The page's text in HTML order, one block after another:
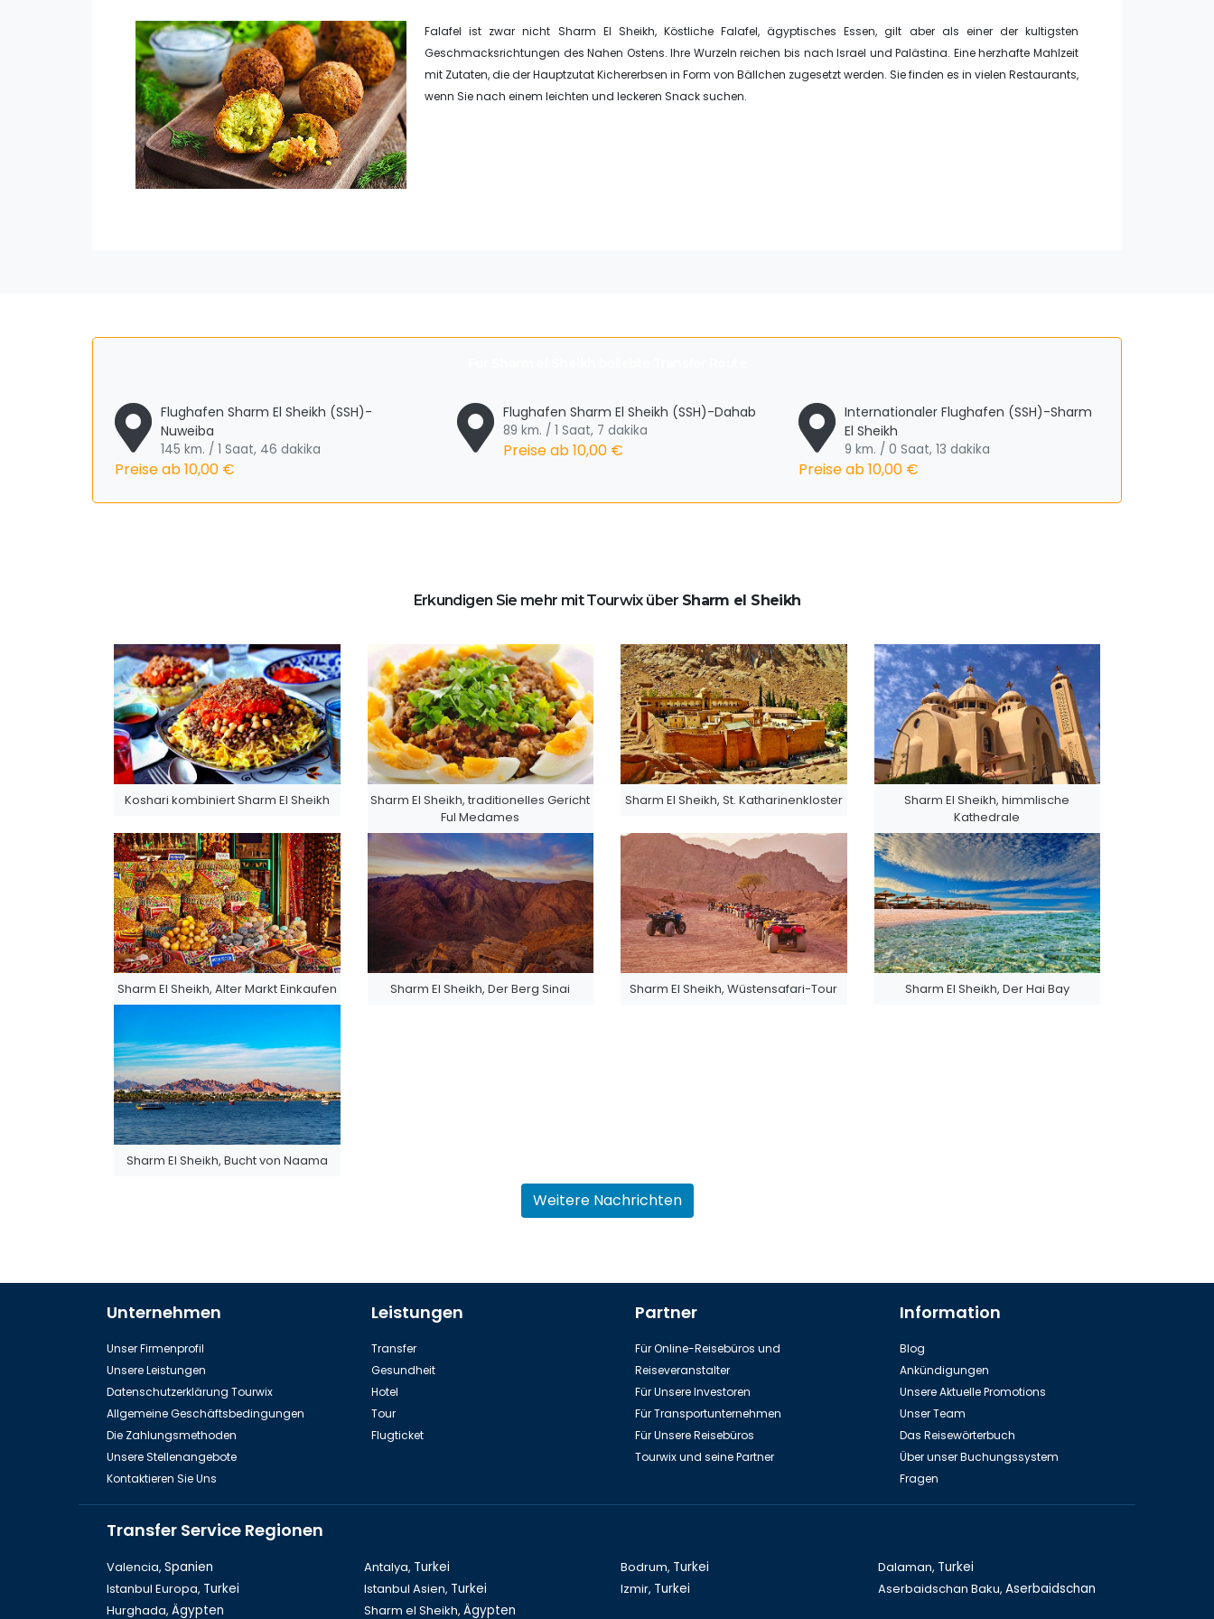
Falafel ist zwar nicht Sharm El Sheikh, Köstliche Falafel, ägyptisches Essen, gilt aber als einer der kultigsten
Geschmacksrichtungen des Nahen Ostens. Ihre Wurzeln reichen bis nach Israel und Palästina. Eine herzhafte Mahlzeit
mit Zutaten, die der Hauptzutat Kichererbsen in Form von Bällchen zugesetzt werden. Sie finden es in vielen Restaurants,
wenn Sie nach einem leichten und leckeren Snack suchen.
Flughafen Sharm El Sheikh (SSH)-
Nuweiba
145 km. / 1 Saat, 46 dakika
Preise ab10,00 €
Flughafen Sharm El Sheikh (SSH)-Dahab
89 km. / 1 Saat, 7 dakika
Preise ab10,00 €
Internationaler Flughafen (SSH)-Sharm
El Sheikh
9 km. / 0 Saat, 13 dakika
Preise ab10,00 €
Erkundigen Sie mehr mit Tourwix über Sharm el Sheikh
Koshari kombiniert Sharm El Sheikh
Sharm El Sheikh, traditionelles Gericht
Ful Medames
Sharm El Sheikh, St. Katharinenkloster
Sharm El Sheikh, himmlische
Kathedrale
Sharm El Sheikh, Alter Markt Einkaufen Sharm El Sheikh, Der Berg Sinai Sharm El Sheikh, Wüstensafari-Tour Sharm El Sheikh, Der Hai Bay
Sharm El Sheikh, Bucht von Naama
Weitere Nachrichten
Unternehmen
Unser Firmenprofil
Unsere Leistungen
Datenschutzerklärung Tourwix
Allgemeine Geschäftsbedingungen
Die Zahlungsmethoden
Unsere Stellenangebote
Kontaktieren Sie Uns
Leistungen
Transfer
Gesundheit
Hotel
Tour
Flugticket
Partner
Für Online-Reisebüros und
Reiseveranstalter
Für Unsere Investoren
Für Transportunternehmen
Für Unsere Reisebüros
Tourwix und seine Partner
Information
Blog
Ankündigungen
Unsere Aktuelle Promotions
Unser Team
Das Reisewörterbuch
Über unser Buchungssystem
Fragen
Transfer Service Regionen
Valencia, Spanien Antalya, Turkei Bodrum, Turkei Dalaman, Turkei
Istanbul Europa, Turkei Istanbul Asien, Turkei Izmir, Turkei Aserbaidschan Baku, Aserbaidschan
Hurghada, Ägypten Sharm el Sheikh, Ägypten